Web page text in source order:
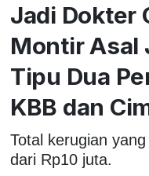
Jadi Dokter
Montir Asal
Tipu Dua
KBB dan
Total kerugian
dari Rp10 juta.